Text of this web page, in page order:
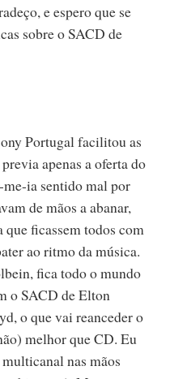
e espero que se
sobre o SACD de
Portugal facilitou as
apenas a oferta do
ia sentido mal por
de mãos a abanar,
que ficassem todos com
ao ritmo da música.
fica todo o mundo
o SACD de Elton
o que vai reanceder o
melhor que CD. Eu
nas mãos